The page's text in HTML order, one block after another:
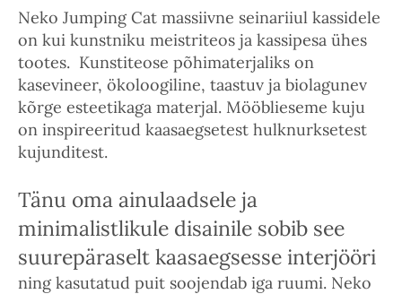
Neko Jumping Cat massiivne seinariiul kassidele
on kui kunstniku meistriteos ja kassipesa ühes
tootes. Kunstiteose põhimaterjaliks on
kasevineer, ökoloogiline, taastuv ja biolagunev
kõrge esteetikaga materjal. Mööblieseme kuju
on inspireeritud kaasaegsetest hulknurksetest
kujunditest.
Tänu oma ainulaadsele ja
minimalistlikule disainile sobib see
suurepäraselt kaasaegsesse interjööri
ning kasutatud puit soojendab iga ruumi. Neko